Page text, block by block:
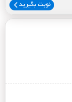
نوبت بگیرید